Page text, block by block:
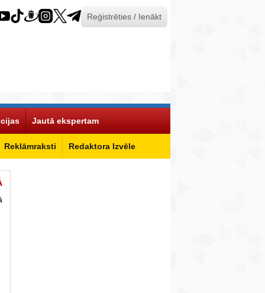
Reģistrēties / Ienākt
Reklāmraksti Redaktora Izvēle
Jautā ekspertam